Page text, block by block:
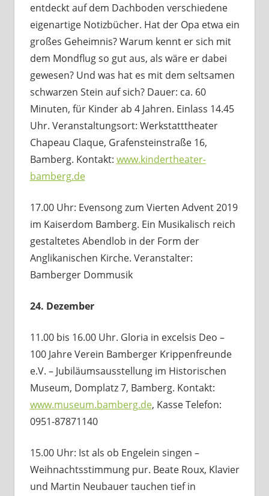
entdeckt auf dem Dachboden verschiedene
eigenartige Notizbücher. Hat der Opa etwa ein
großes Geheimnis? Warum kennt er sich mit
dem Mondflug so gut aus, als wäre er dabei
gewesen? Und was hat es mit dem seltsamen
schwarzen Stein auf sich? Dauer: ca. 60
Minuten, für Kinder ab 4 Jahren. Einlass 14.45
Uhr. Veranstaltungsort: Werkstatttheater
Chapeau Claque, Grafensteinstraße 16,
Bamberg. Kontakt: www.kindertheater-
bamberg.de
17.00 Uhr: Evensong zum Vierten Advent 2019
im Kaiserdom Bamberg. Ein Musikalisch reich
gestaltetes Abendlob in der Form der
Anglikanischen Kirche. Veranstalter:
Bamberger Dommusik
24. Dezember
11.00 bis 16.00 Uhr. Gloria in excelsis Deo –
100 Jahre Verein Bamberger Krippenfreunde
e.V. – Jubiläumsausstellung im Historischen
Museum, Domplatz 7, Bamberg. Kontakt:
www.museum.bamberg.de, Kasse Telefon:
0951-87871140
15.00 Uhr: Ist als ob Engelein singen –
Weihnachtsstimmung pur. Beate Roux, Klavier
und Martin Neubauer tauchen tief in